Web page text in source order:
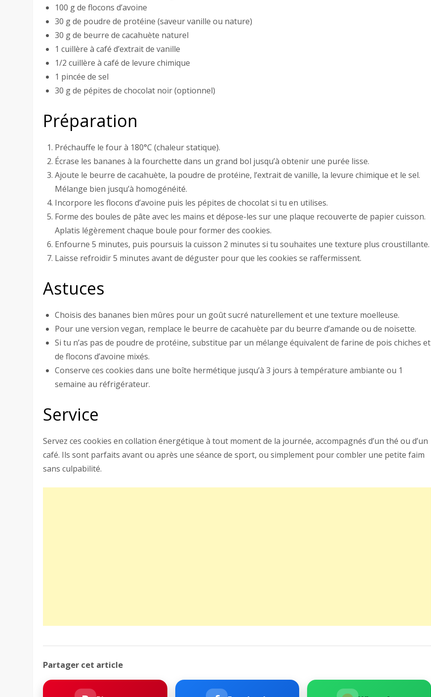
100 g de flocons d’avoine
30 g de poudre de protéine (saveur vanille ou nature)
30 g de beurre de cacahuète naturel
1 cuillère à café d’extrait de vanille
1/2 cuillère à café de levure chimique
1 pincée de sel
30 g de pépites de chocolat noir (optionnel)
Préparation
Préchauffe le four à 180°C (chaleur statique).
Écrase les bananes à la fourchette dans un grand bol jusqu’à obtenir une purée lisse.
Ajoute le beurre de cacahuète, la poudre de protéine, l’extrait de vanille, la levure chimique et le sel.
Mélange bien jusqu’à homogénéité.
Incorpore les flocons d’avoine puis les pépites de chocolat si tu en utilises.
Forme des boules de pâte avec les mains et dépose-les sur une plaque recouverte de papier cuisson.
Aplatis légèrement chaque boule pour former des cookies.
Enfourne 5 minutes, puis poursuis la cuisson 2 minutes si tu souhaites une texture plus croustillante.
Laisse refroidir 5 minutes avant de déguster pour que les cookies se raffermissent.
Astuces
Choisis des bananes bien mûres pour un goût sucré naturellement et une texture moelleuse.
Pour une version vegan, remplace le beurre de cacahuète par du beurre d’amande ou de noisette.
Si tu n’as pas de poudre de protéine, substitue par un mélange équivalent de farine de pois chiches et
de flocons d’avoine mixés.
Conserve ces cookies dans une boîte hermétique jusqu’à 3 jours à température ambiante ou 1
semaine au réfrigérateur.
Service
Servez ces cookies en collation énergétique à tout moment de la journée, accompagnés d’un thé ou d’un
café. Ils sont parfaits avant ou après une séance de sport, ou simplement pour combler une petite faim
sans culpabilité.
Partager cet article